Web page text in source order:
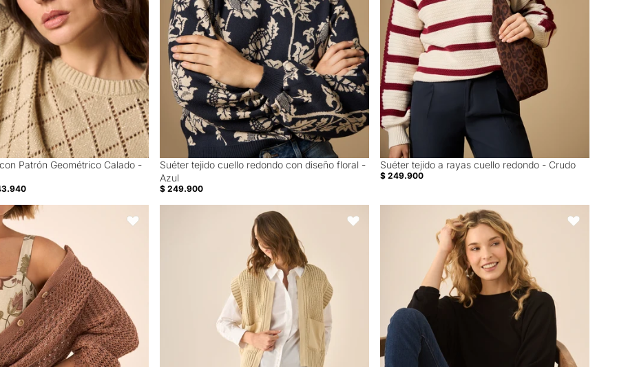
Patrón Geométrico Calado -
Suéter tejido cuello redondo con diseño floral -
Azul
$ 249.900
Suéter tejido a rayas cuello redondo - Crudo
$ 249.900
Calado Café Ladrillo - Café
Favoritos
Chaleco tejido con bolsillos de frente para mujer - Beige
Favoritos
Suéter tejido para mujer - Negro
Favoritos